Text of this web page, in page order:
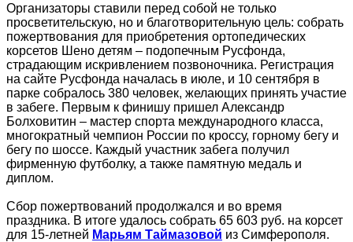
Организаторы ставили перед собой не только
просветительскую, но и благотворительную цель: собрать
пожертвования для приобретения ортопедических
корсетов Шено детям – подопечным Русфонда,
страдающим искривлением позвоночника. Регистрация
на сайте Русфонда началась в июле, и 10 сентября в
парке собралось 380 человек, желающих принять участие
в забеге. Первым к финишу пришел Александр
Болховитин – мастер спорта международного класса,
многократный чемпион России по кроссу, горному бегу и
бегу по шоссе. Каждый участник забега получил
фирменную футболку, а также памятную медаль и
диплом.
Сбор пожертвований продолжался и во время
праздника. В итоге удалось собрать 65 603 руб. на корсет
для 15-летней Марьям Таймазовой из Симферополя.